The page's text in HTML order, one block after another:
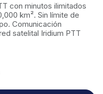
con minutos ilimitados
km². Sin límite de
Comunicación
satelital Iridium PTT